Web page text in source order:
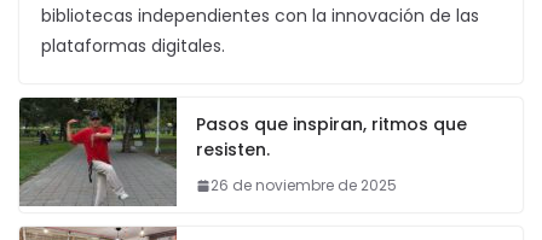
bibliotecas independientes con la innovación de las
plataformas digitales.
Pasos que inspiran, ritmos que
resisten.
26 de noviembre de 2025